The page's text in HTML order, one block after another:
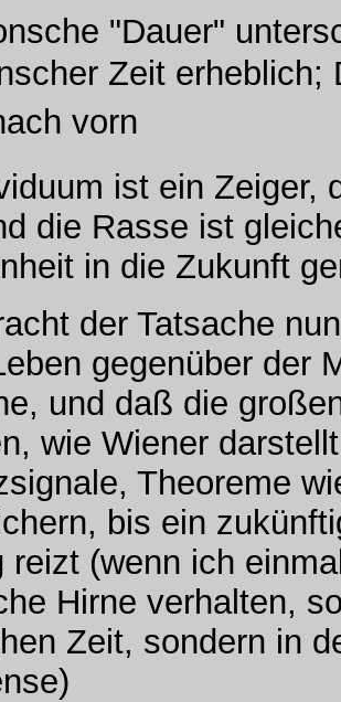
"Dauer"
Zeit
vorn
ist ein Zeiger,
die Rasse ist
in die Zukunft
der Tatsache
gegenüber der
und daß die
wie Wiener
Theoreme
bis ein
reizt (wenn ich
Hirne verhalten,
Zeit, sondern in